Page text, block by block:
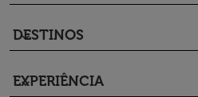
DESTINOS
keyboard_arrow_down
EXPERIÊNCIA
keyboard_arrow_down